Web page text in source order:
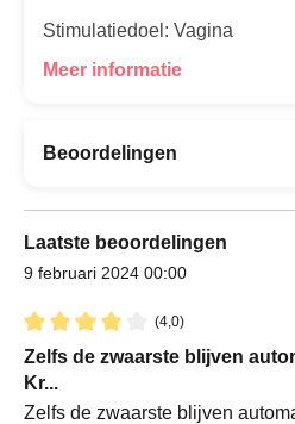
Stimulatiedoel: Vagina
Meer informatie
Beoordelingen
Laatste beoordelingen
9 februari 2024 00:00
(4,0)
Recensie met een waardering
Zelfs de zwaarste blijven
Kr...
Zelfs de zwaarste blijven